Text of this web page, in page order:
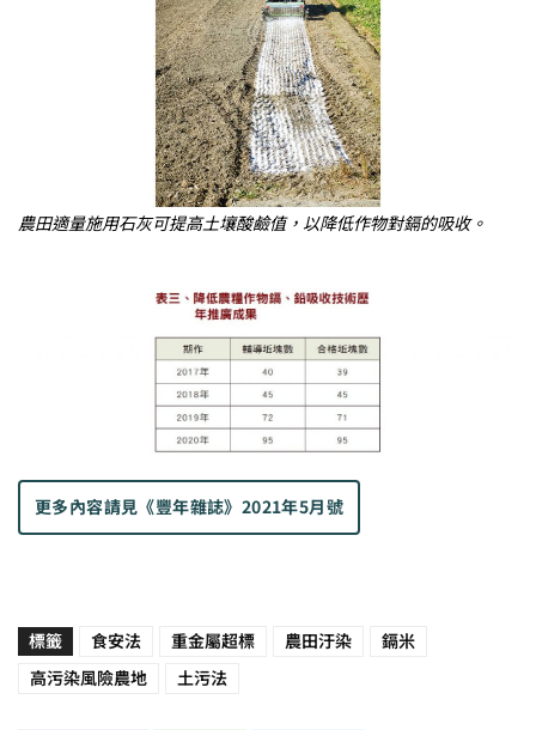
農田適量施用石灰可提高土壤酸鹼值，以降低作物對鎘的吸收。
更多內容請見《豐年雜誌》2021年5月號
標籤 食安法 重金屬超標 農田汙染 鎘米
高污染風險農地 土污法